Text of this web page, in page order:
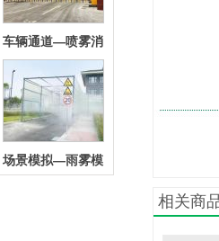
远程集中软件控制
系统（手机APP）
场景模拟—雨雾模
拟雾效
相关商